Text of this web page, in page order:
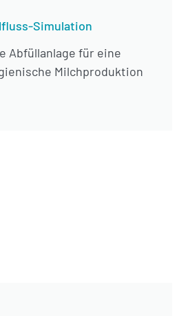
Simulation
Abfüllanlage für eine
Milchproduktion